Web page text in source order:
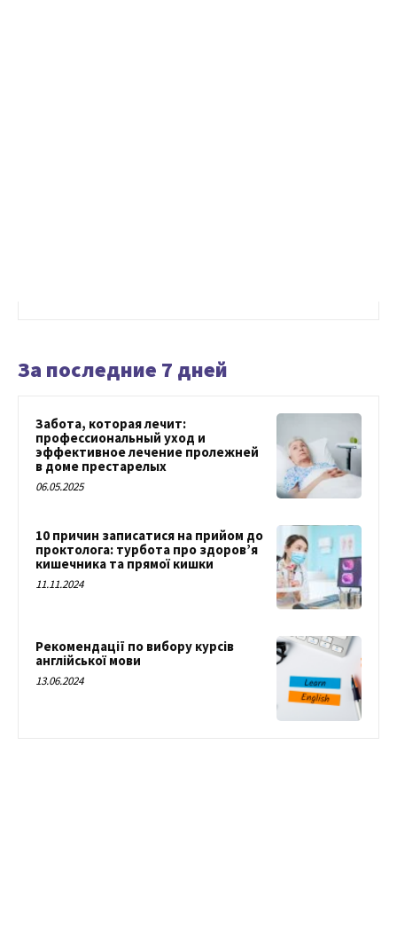
За последние 7 дней
Забота, которая лечит:
профессиональный уход и
эффективное лечение пролежней
в доме престарелых
06.05.2025
10 причин записатися на прийом до
проктолога: турбота про здоров’я
кишечника та прямої кишки
11.11.2024
Рекомендації по вибору курсів
англійської мови
13.06.2024